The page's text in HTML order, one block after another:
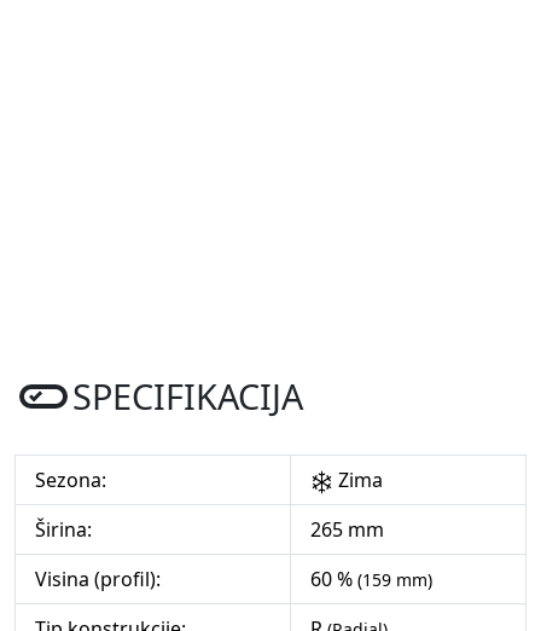
SPECIFIKACIJA
Sezona:
Zima
Širina:
265 mm
Visina (profil):
60 % (159 mm)